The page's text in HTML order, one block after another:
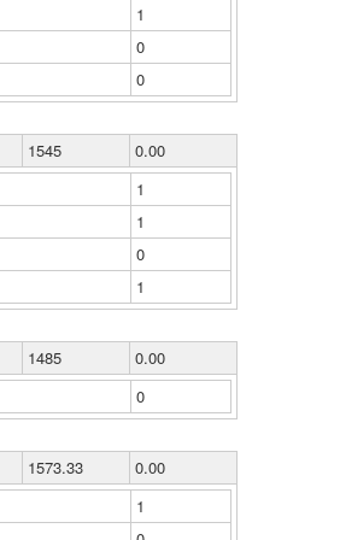
1
0
0
1545
0.00
1
1
0
1
1485
0.00
0
1573.33
0.00
1